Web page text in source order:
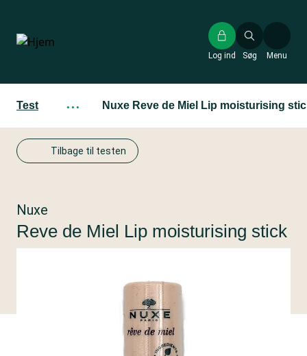
hovedindhold
Søg
Log ind Menu
Test ··· Nuxe Reve de Miel Lip moisturising
Tilbage til testen
Nuxe
Reve de Miel Lip moisturising stick